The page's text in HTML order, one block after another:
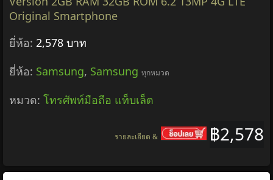
Original Smartphone
ยี่ห้อ: 2,578 บาท
ยี่ห้อ: Samsung, Samsung ทุกหมวด
หมวด: โทรศัพท์มือถือ แท็บเล็ต
฿2,578
รายละเอียด &